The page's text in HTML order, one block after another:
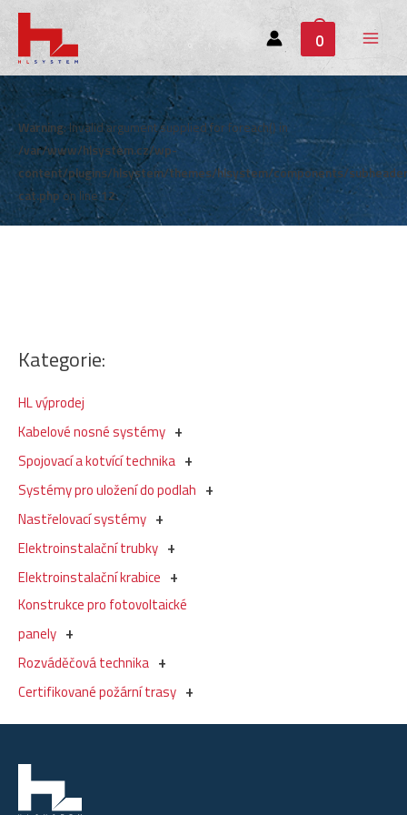
0
Main
Menu
Kategorie:
HL výprodej
Kabelové nosné systémy
Spojovací a kotvící technika
Systémy pro uložení do podlah
Nastřelovací systémy
Elektroinstalační trubky
Elektroinstalační krabice
Konstrukce pro fotovoltaické
panely
Rozváděčová technika
Certifikované požární trasy
Warning: Invalid argument supplied for foreach() in
/var/www/hlsystem.cz/wp-
content/plugins/hlsystem/themes/hlsystem/components/
cat.phpon line12